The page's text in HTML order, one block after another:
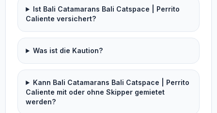
Ist Bali Catamarans Bali Catspace | Perrito
Caliente versichert?
Was ist die Kaution?
Kann Bali Catamarans Bali Catspace | Perrito
Caliente mit oder ohne Skipper gemietet
werden?